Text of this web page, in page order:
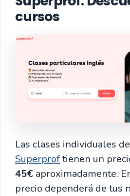
cursos
Las clases individuales
Superproftienen un
45€ aproximadamente.
precio dependerá de tus